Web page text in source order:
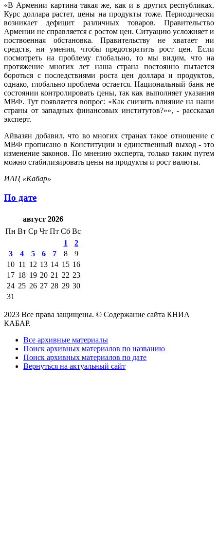
«В Армении картина такая же, как и в других республиках.
Курс доллара растет, цены на продукты тоже. Периодически
возникает дефицит различных товаров. Правительство
Армении не справляется с ростом цен. Ситуацию усложняет и
поствоенная обстановка. Правительству не хватает ни
средств, ни умения, чтобы предотвратить рост цен. Если
посмотреть на проблему глобально, то мы видим, что на
протяжение многих лет наша страна постоянно пытается
бороться с последствиями роста цен доллара и продуктов,
однако, глобально проблема остается. Национальный банк не
состоянии контролировать цены, так как выполняет указания
МВФ. Тут появляется вопрос: «Как снизить влияние на наши
страны от западных финансовых институтов?»», - рассказал
эксперт.
Айвазян добавил, что во многих странах такое отношение с
МВФ прописано в Конституции и единственный выход - это
изменение законов. По мнению эксперта, только таким путем
можно стабилизировать цены на продукты и рост валюты.
ИАЦ «Кабар»
По дате
август 2026
Пн Вт Ср Чт Пт Сб Вс
1
2
3
4 5 6 7 8
9
10 11 12 13 14 15 16
17 18 19 20 21 22 23
24 25 26 27 28 29 30
31
2023 Все права защищены. © Содержание сайта КНИА
КАБАР.
Все архивные материалы
Поиск архивных материалов по названию
Поиск архивных материалов по дате
Вернуться на актуальный сайт